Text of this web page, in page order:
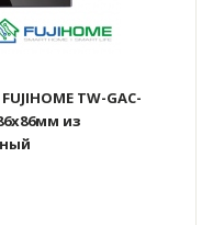
TW-GAC-
из